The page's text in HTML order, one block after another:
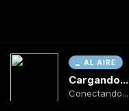
AL AIRE
Cargando...
Conectando...